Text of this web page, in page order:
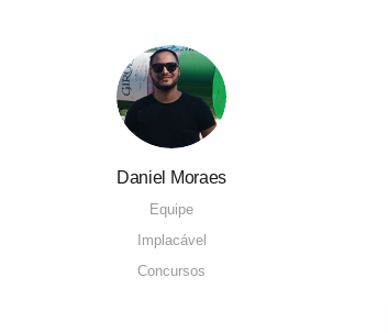
Daniel Moraes
Equipe
Implacável
Concursos